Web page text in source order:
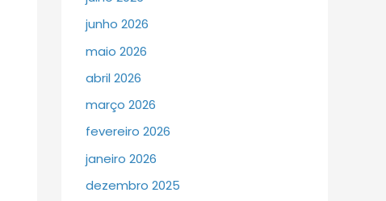
junho 2026
maio 2026
abril 2026
março 2026
fevereiro 2026
janeiro 2026
dezembro 2025